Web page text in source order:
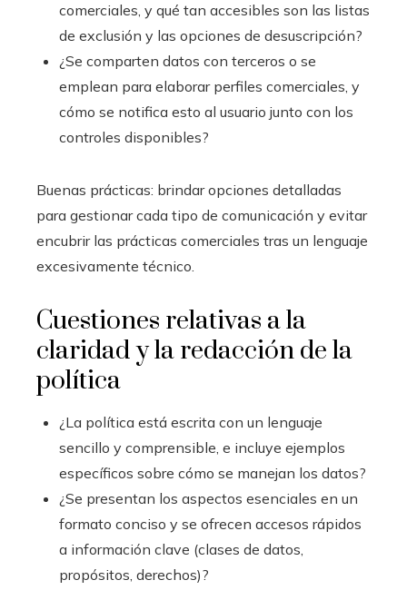
comerciales, y qué tan accesibles son las listas
de exclusión y las opciones de desuscripción?
¿Se comparten datos con terceros o se
emplean para elaborar perfiles comerciales, y
cómo se notifica esto al usuario junto con los
controles disponibles?
Buenas prácticas: brindar opciones detalladas
para gestionar cada tipo de comunicación y evitar
encubrir las prácticas comerciales tras un lenguaje
excesivamente técnico.
Cuestiones relativas a la
claridad y la redacción de la
política
¿La política está escrita con un lenguaje
sencillo y comprensible, e incluye ejemplos
específicos sobre cómo se manejan los datos?
¿Se presentan los aspectos esenciales en un
formato conciso y se ofrecen accesos rápidos
a información clave (clases de datos,
propósitos, derechos)?